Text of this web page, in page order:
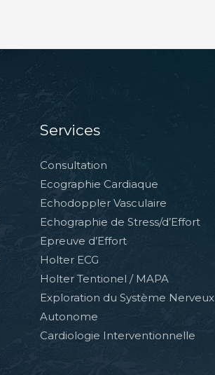
Services
Consultation
Ecographie Cardiaque
Echodoppler Vasculaire
Echographie de Stress/d’Effort
Epreuve d’Effort
Holter ECG
Holter Tentionel / MAPA
Exploration du Système Nerveux
Autonome
Cardiologie Interventionnelle